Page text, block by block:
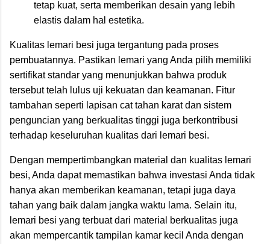
tetap kuat, serta memberikan desain yang lebih
elastis dalam hal estetika.
Kualitas lemari besi juga tergantung pada proses
pembuatannya. Pastikan lemari yang Anda pilih memiliki
sertifikat standar yang menunjukkan bahwa produk
tersebut telah lulus uji kekuatan dan keamanan. Fitur
tambahan seperti lapisan cat tahan karat dan sistem
penguncian yang berkualitas tinggi juga berkontribusi
terhadap keseluruhan kualitas dari lemari besi.
Dengan mempertimbangkan material dan kualitas lemari
besi, Anda dapat memastikan bahwa investasi Anda tidak
hanya akan memberikan keamanan, tetapi juga daya
tahan yang baik dalam jangka waktu lama. Selain itu,
lemari besi yang terbuat dari material berkualitas juga
akan mempercantik tampilan kamar kecil Anda dengan